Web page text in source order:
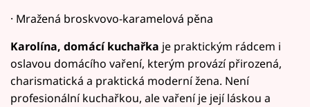
· Mražená broskvovo-karamelová pěna
Karolína, domácí kuchařka je praktickým rádcem i
oslavou domácího vaření, kterým provází přirozená,
charismatická a praktická moderní žena. Není
profesionální kuchařkou, ale vaření je její láskou a